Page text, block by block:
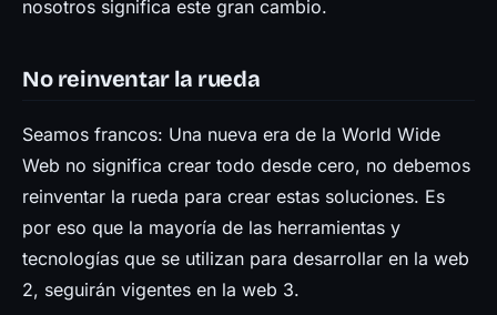
nosotros significa este gran cambio.
No reinventar la rueda
Seamos francos: Una nueva era de la World Wide
Web no significa crear todo desde cero, no debemos
reinventar la rueda para crear estas soluciones. Es
por eso que la mayoría de las herramientas y
tecnologías que se utilizan para desarrollar en la web
2, seguirán vigentes en la web 3.